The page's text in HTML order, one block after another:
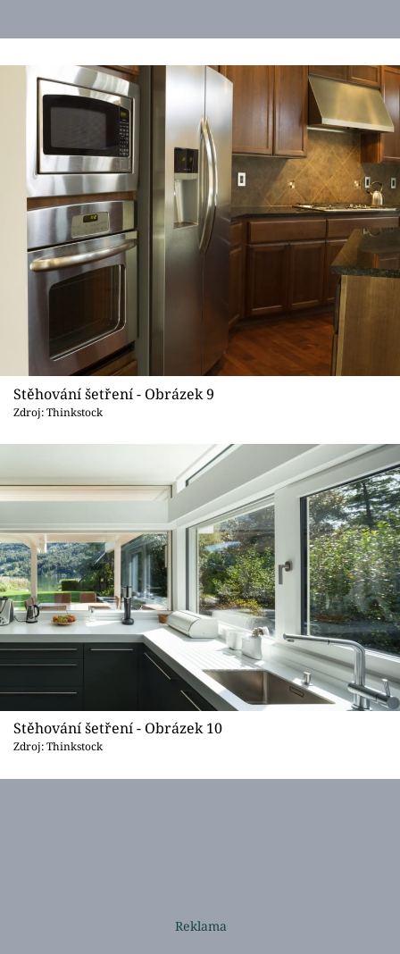
Stěhování šetření - Obrázek 9
Zdroj: Thinkstock
Stěhování šetření - Obrázek 10
Zdroj: Thinkstock